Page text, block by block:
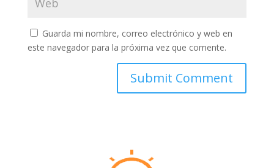
Guarda mi nombre, correo electrónico y web en
este navegador para la próxima vez que comente.